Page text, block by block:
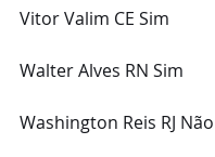
Vitor Valim CE Sim
Walter Alves RN Sim
Washington Reis RJ Não